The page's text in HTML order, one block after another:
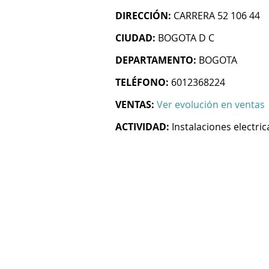
DIRECCIÓN: CARRERA 52 106 44
CIUDAD: BOGOTA D C
DEPARTAMENTO: BOGOTA
TELÉFONO: 6012368224
VENTAS: Ver evolución en ventas
ACTIVIDAD: Instalaciones